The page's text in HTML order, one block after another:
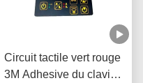
Circuit tactile vert rouge
3M Adhesive du clavier